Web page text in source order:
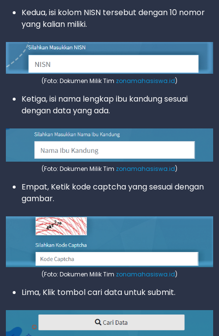
Kedua, isi kolom NISN tersebut dengan 10 nomor
yang kalian miliki.
(Foto: Dokumen Milik Tim zonamahasiswa.id)
Ketiga, isi nama lengkap ibu kandung sesuai
dengan data yang ada.
(Foto: Dokumen Milik Tim zonamahasiswa.id)
Empat, Ketik kode captcha yang sesuai dengan
gambar.
(Foto: Dokumen Milik Tim zonamahasiswa.id)
Lima, Klik tombol cari data untuk submit.